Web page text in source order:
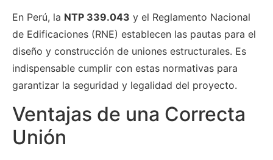
En Perú, la NTP 339.043 y el Reglamento Nacional
de Edificaciones (RNE) establecen las pautas para el
diseño y construcción de uniones estructurales. Es
indispensable cumplir con estas normativas para
garantizar la seguridad y legalidad del proyecto.
Ventajas de una Correcta
Unión